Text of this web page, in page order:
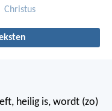
Christus
heilig is, wordt (zo)